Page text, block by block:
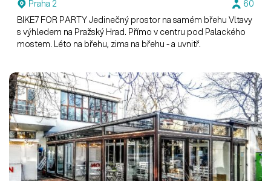
Praha 2
60
BIKE7 FOR PARTY Jedinečný prostor na samém břehu Vltavy
s výhledem na Pražský Hrad. Přímo v centru pod Palackého
mostem. Léto na břehu, zima na břehu - a uvnitř.